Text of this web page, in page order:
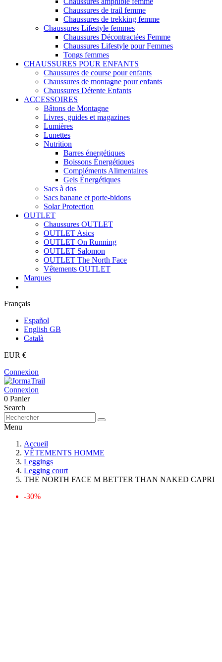
Chaussures de trail femme
Chaussures de trekking femme
Chaussures Lifestyle femmes
Chaussures Décontractées Femme
Chaussures Lifestyle pour Femmes
Tongs femmes
CHAUSSURES POUR ENFANTS
Chaussures de course pour enfants
Chaussures de montagne pour enfants
Chaussures Détente Enfants
ACCESSOIRES
Bâtons de Montagne
Livres, guides et magazines
Lumières
Lunettes
Nutrition
Barres énergétiques
Boissons Énergétiques
Compléments Alimentaires
Gels Énergétiques
Sacs à dos
Sacs banane et porte-bidons
Solar Protection
OUTLET
Chaussures OUTLET
OUTLET Asics
OUTLET On Running
OUTLET Salomon
OUTLET The North Face
Vêtements OUTLET
Marques
Français
Español
English GB
Català
EUR €
Connexion
Connexion
0 Panier
Search
Menu
Accueil
VÊTEMENTS HOMME
Leggings
Legging court
THE NORTH FACE M BETTER THAN NAKED CAPRI
-30%